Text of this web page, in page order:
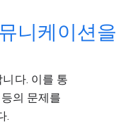
니케이션을
다. 이를 통
의 문제를
.